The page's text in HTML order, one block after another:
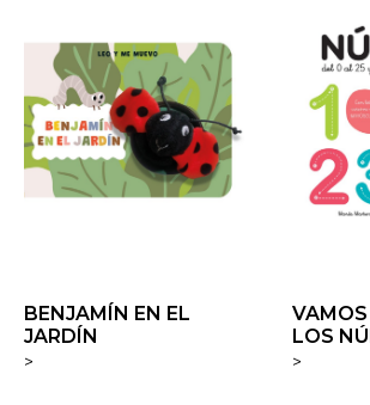
BENJAMÍN EN EL
JARDÍN
>
LOS
>